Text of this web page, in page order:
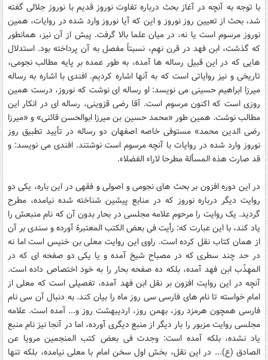
با توجه به آنچه در آغاز بحث درباره تفاوت نوروز قديم با نوروز جلالى گفته
شد، بحث از تعيين روز نوروز و اين که آيا نوروز وارد شده در روايات، همين
نوروز مرسوم است يا نه، در ميان علما بالا گرفت. پيش از آن نيز، همانطور
که گذشت، ابن فهد در قرن نهم، نسبتاً مفصل به آن پرداخته بود. استدلال
هايى که در اين قبيل رساله‏ ها آمده، به طور عمده بر پايه مطالب نجومى،
تاريخى و نيز رواياتى است که به آنها اشاره کرديم. افندى با اشاره به رساله
ميرزا ابراهيم حسينى مى‏ نويسد: او رساله ‏اى نوشت که نوروز، درست همين
روزى است که اکنون مرسوم است. آقا رضى قزوينى، رساله‏ اى در انکار اين
مطالب نوشت. همين طور «محمد حسين بن ميرزا ابوالحسن قائنى» و «ميرزا
رضى الدين محمد» مستوفى خاصه اصفهان دو رساله در تأييد تطبيق روز
نوروز وارد شده در روايات با آنچه مرسوم است نوشتند. افندى مى ‏نويسد: و
قد صارت هذه المسألة مطرحا لاراء الفضلاء.
در اين دوره افزون بر بحث هاى نجومى و اصولى و فقهى در اين باره، يکى دو
روايت ديگر درباره نوروز که در منابع پيشين شناخته شده نيامده، مطرح
گرديد. يک روايت را مرحوم علامه مجلسى در بحار بدون آن که نام منبعش را
ياد کند، با اين عبارت که: رأيت فى بعض الکتب المعتبرة آورده و سندى بر آن
از همان کتاب نقل کرده است. راوى اين روايت معلى بن خنيس است اما نه
در حد چند سطرى که در مصباح شيخ آمده و يا يکى دو صفحه‏ اى که در
المهذّب ابن فهد آمده، بلکه ده صفحه بحار را به خود اختصاص داده است.
آنچه در اين روايت افزون بر نقل ابن فهد آمده، تفصيلى است که معلى از
امام خواسته تا نام هاى فارسى سى روز ماه را بيان کند. به دنبال آن سى نام
فارسى همچون هرمزد روز، بهمن روز، ارديبهشت روز و... آمده است. علامه
مجلسى روايت مزبور را بار ديگر از منبع ديگرى آورده، اما در آنجا نيز نام منبع
ياد نشده، بلکه آمده است: وجدت فى بعض کتب المنجمين مرويا عن
الصادق (ع)... در اين نقل، بخش اول سخن امام با معلى نيامده، بلکه تنها